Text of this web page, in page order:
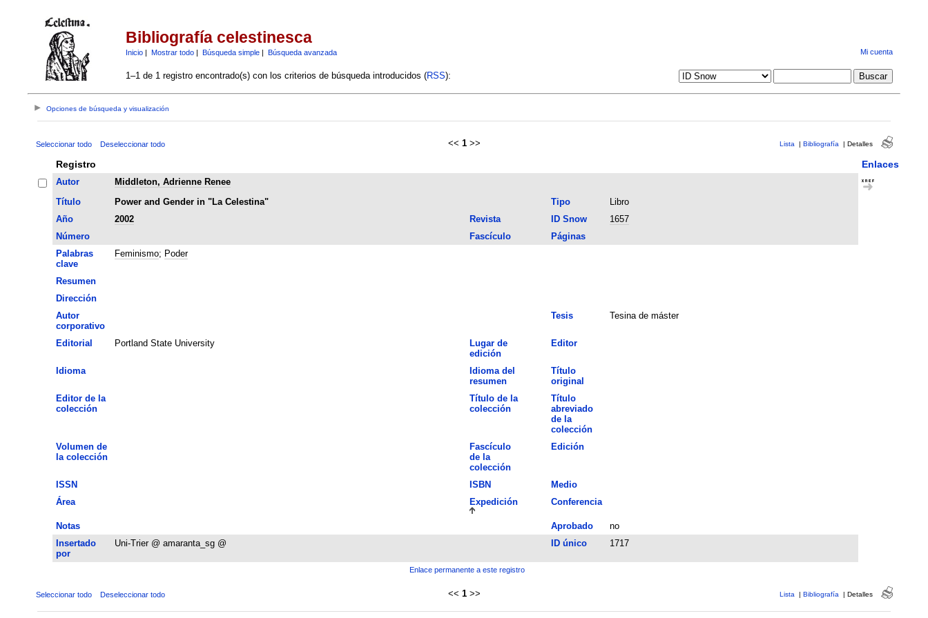
Bibliografía celestinesca
Inicio| Mostrar todo| Búsqueda simple| Búsqueda avanzada Mi cuenta
1–1 de 1 registro encontrado(s) con los criterios de búsqueda introducidos (RSS):
Opciones de búsqueda y visualización
Seleccionar todo Deseleccionar todo << 1 >> Lista | Bibliografía | Detalles
Registro Enlaces
Autor
Middleton, Adrienne Renee
Título
Power and Gender in "La Celestina" Tipo
Libro
Año
2002 Revista ID Snow
1657
Número
Fascículo
Páginas
Palabras
clave
Feminismo; Poder
Resumen
Dirección
Autor
corporativo
Tesis Tesina de máster
Editorial Portland State University
Lugar de
edición
Editor
Idioma
Idioma del
resumen
Título
original
Editor de la
colección
Título de la
colección
Título
abreviado
de la
colección
Volumen de
la colección
Fascículo
de la
colección
Edición
ISSN ISBN
Medio
Área
Expedición Conferencia
Notas Aprobado
no
Insertado
por
Uni-Trier @ amaranta_sg @ ID único 1717
Enlace permanente a este registro
Seleccionar todo Deseleccionar todo << 1 >> Lista | Bibliografía | Detalles